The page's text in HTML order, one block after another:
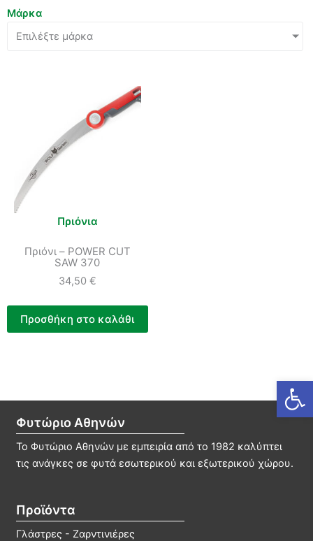
Μάρκα
Επιλέξτε μάρκα
Πριόνια
Πριόνι – POWER CUT
SAW 370
34,50 €
Προσθήκη στο καλάθι
Φυτώριο Αθηνών
Το Φυτώριο Αθηνών με εμπειρία από το 1982 καλύπτει
τις ανάγκες σε φυτά εσωτερικού και εξωτερικού χώρου.
Προϊόντα
Γλάστρες - Ζαρντινιέρες